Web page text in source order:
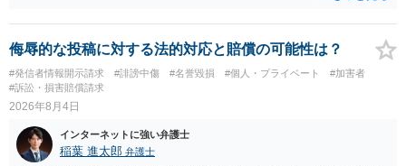
侮辱的な投稿に対する法的対応と賠償の可能性は？
#発信者情報開示請求 #誹謗中傷 #名誉毀損 #個人・プライベート
#加害者
#訴訟・損害賠償請求
2026年8月4日
インターネットに強い弁護士
稲葉 進太郎 弁護士